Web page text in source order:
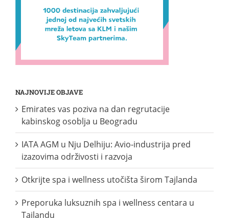
NAJNOVIJE OBJAVE
Emirates vas poziva na dan regrutacije
kabinskog osoblja u Beogradu
IATA AGM u Nju Delhiju: Avio-industrija pred
izazovima održivosti i razvoja
Otkrijte spa i wellness utočišta širom Tajlanda
Preporuka luksuznih spa i wellness centara u
Tajlandu